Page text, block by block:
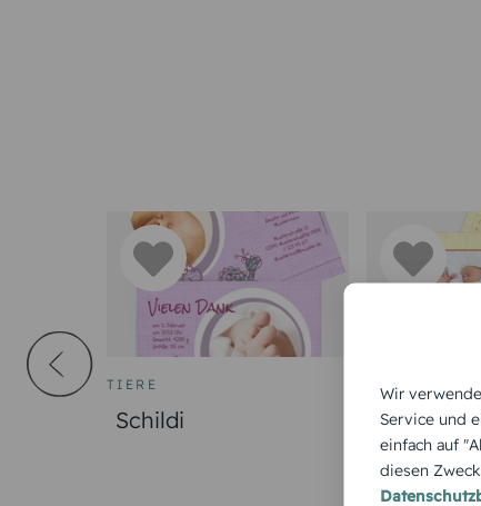
TIERE
Schildi
TIERE
Paper
Wir
Service und
einfach auf
diesen